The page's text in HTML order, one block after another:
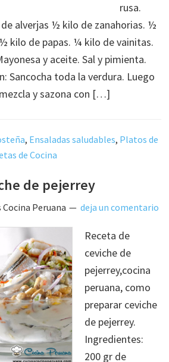
rusa.
alverjas ½ kilo de zanahorias. ½
kilo de papas. ¼ kilo de vainitas.
y aceite. Sal y pimienta.
Sancocha toda la verdura. Luego
y sazona con […]
, Ensaladas saludables, Platos de
de Cocina
de pejerrey
Cocina Peruana deja un comentario
Receta de
ceviche de
pejerrey,cocina
peruana, como
preparar ceviche
de pejerrey.
Ingredientes:
200 gr de